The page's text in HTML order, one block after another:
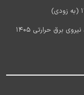
آخرین اخبار استخدام شرکت مادر تخصصی تولید نیروی برق حرارتی 1405